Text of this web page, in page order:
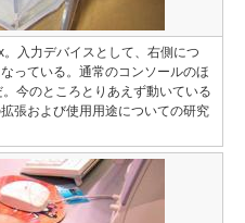
入力デバイスとして、右側につ
っている。通常のコンソールのほ
今のところとりあえず動いている
張および使用用途についての研究